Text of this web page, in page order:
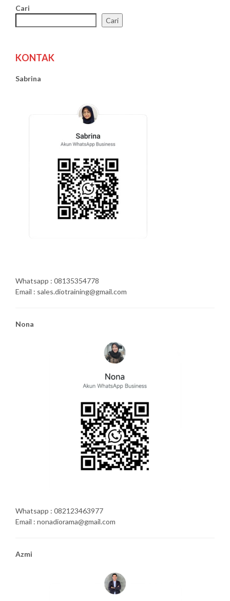
Cari
Cari
KONTAK
Sabrina
Whatsapp : 08135354778
Email : sales.diotraining@gmail.com
Nona
Whatsapp : 082123463977
Email : nonadiorama@gmail.com
Azmi